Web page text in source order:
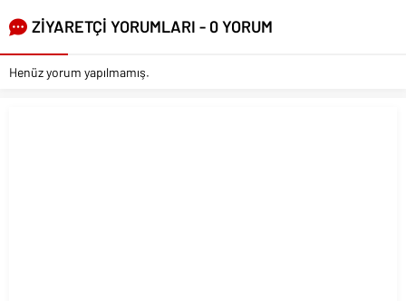
ZİYARETÇİ YORUMLARI - 0 YORUM
Henüz yorum yapılmamış.